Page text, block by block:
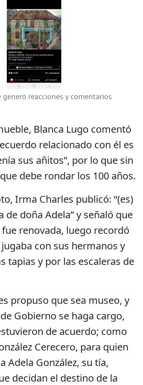
reacciones y comentarios
Blanca Lugo comentó
relacionado con él es
sus añitos”, por lo que sin
debe rondar los 100 años.
Irma Charles publicó: “(es)
de doña Adela” y señaló que
renovada, luego recordó
con sus hermanos y
tapias y por las escaleras de
propuso que sea museo, y
Gobierno se haga cargo,
de acuerdo; como
Cerecero, para quien
Adela González, su tía,
decidan el destino de la